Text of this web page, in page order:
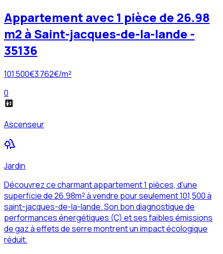
Appartement avec 1 pièce de 26.98
m2 à Saint-jacques-de-la-lande -
35136
101 500€3 762€/m²
0
Ascenseur
Jardin
Découvrez ce charmant appartement 1 pièces, d'une
superficie de 26.98m² à vendre pour seulement 101,500 à
saint-jacques-de-la-lande. Son bon diagnostique de
performances énergétiques (C) et ses faibles émissions
de gaz à effets de serre montrent un impact écologique
réduit.